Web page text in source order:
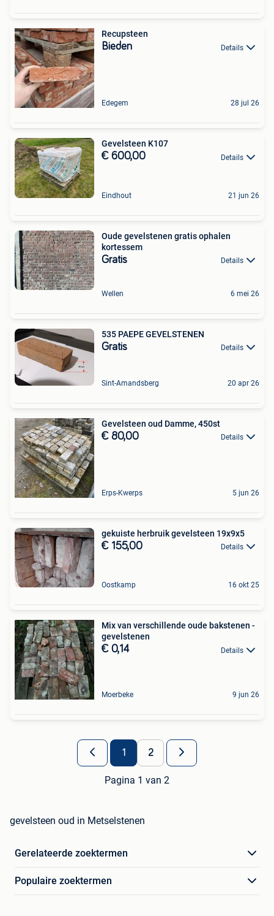
Recupsteen
Bieden Details
Edegem 28 jul 26
Gevelsteen K107
€ 600,00 Details
Eindhout 21 jun 26
Oude gevelstenen gratis ophalen
kortessem
Gratis Details
Wellen 6 mei 26
535 PAEPE GEVELSTENEN
Gratis Details
Sint-Amandsberg 20 apr 26
Gevelsteen oud Damme, 450st
€ 80,00 Details
Erps-Kwerps 5 jun 26
gekuiste herbruik gevelsteen 19x9x5
€ 155,00 Details
Oostkamp 16 okt 25
Mix van verschillende oude bakstenen -
gevelstenen
€ 0,14 Details
Moerbeke 9 jun 26
1 2
Pagina 1 van 2
gevelsteen oud in Metselstenen
Gerelateerde zoektermen
Populaire zoektermen